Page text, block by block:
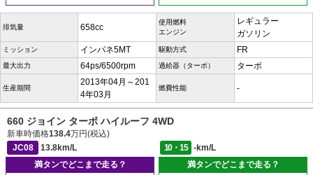
排気量 658cc
使用燃料
エンジン
レギュラー
ガソリン
ミッション インパネ5MT 駆動方式 FR
最大出力 64ps/6500rpm 過給器（ターボ） ターボ
生産期間
2013年04月～201
4年03月
燃費性能 -
660 ジョイン ターボ ハイルーフ 4WD
新車時価格138.4万円(税込)
JC08
13.8km/L 10・15
-km/L
満タンでどこまで走る？
満タンでどこまで走る？